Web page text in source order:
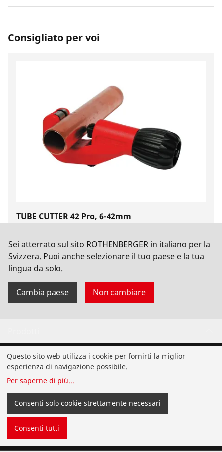
Consigliato per voi
TUBE CUTTER 42 Pro, 6-42mm
Sei atterrato sul sito ROTHENBERGER in italiano per la
Svizzera. Puoi anche selezionare il tuo paese e la tua
lingua da solo.
Cambia paese Non cambiare
Installazione
Analisi e manutenzione
Clima e refrigerazione
Utensileria universale
Questo sito web utilizza i cookie per fornirti la miglior
esperienza di navigazione possibile.
Per saperne di più...
Consenti solo cookie strettamente necessari
Consenti tutti